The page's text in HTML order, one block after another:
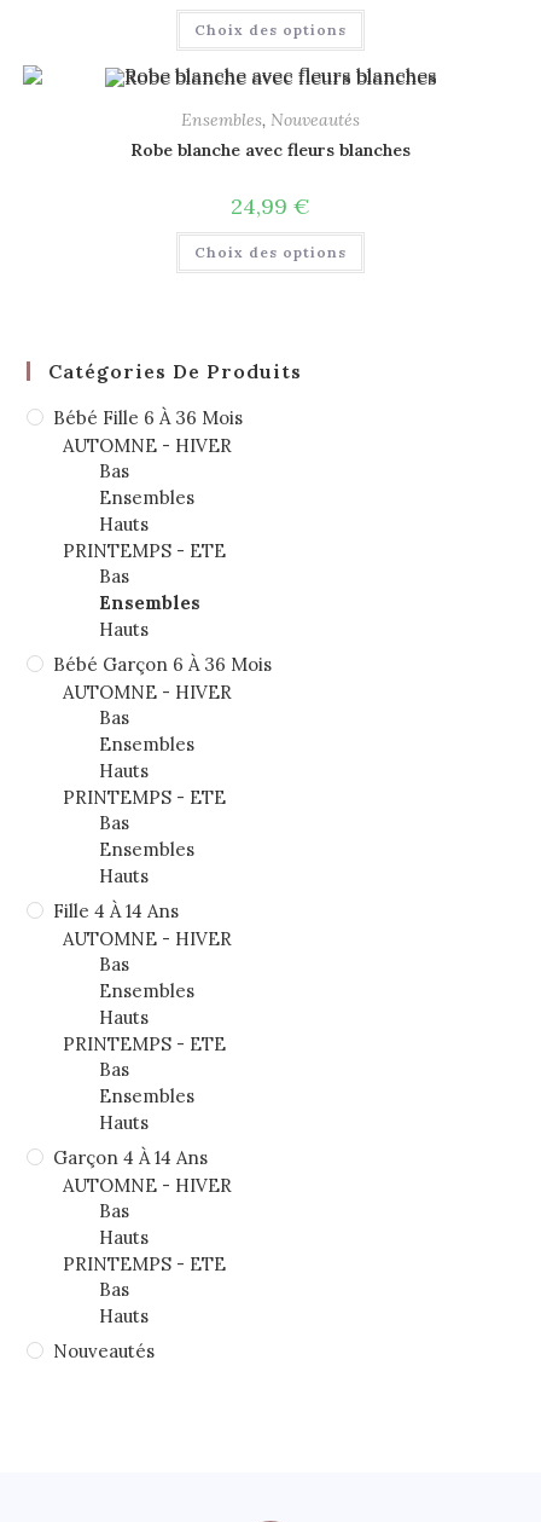
Choix des options
Ensembles, Nouveautés
Robe blanche avec fleurs blanches
24,99 €
Choix des options
Catégories De Produits
Bébé Fille 6 À 36 Mois
AUTOMNE - HIVER
Bas
Ensembles
Hauts
PRINTEMPS - ETE
Bas
Ensembles
Hauts
Bébé Garçon 6 À 36 Mois
AUTOMNE - HIVER
Bas
Ensembles
Hauts
PRINTEMPS - ETE
Bas
Ensembles
Hauts
Fille 4 À 14 Ans
AUTOMNE - HIVER
Bas
Ensembles
Hauts
PRINTEMPS - ETE
Bas
Ensembles
Hauts
Garçon 4 À 14 Ans
AUTOMNE - HIVER
Bas
Hauts
PRINTEMPS - ETE
Bas
Hauts
Nouveautés